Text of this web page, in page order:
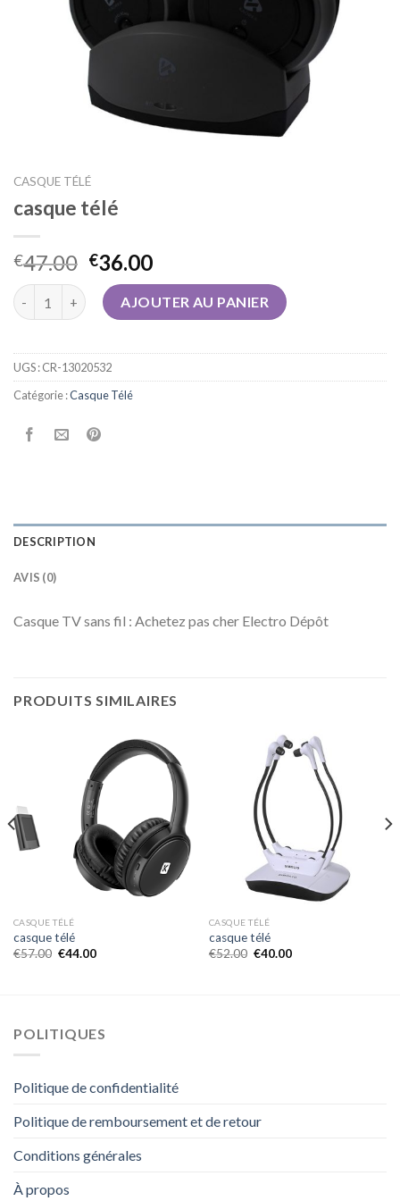
CASQUE TÉLÉ
casque télé
€47.00 €36.00
quantité de casque téléAJOUTER AU PANIER
UGS :CR-13020532
Catégorie :Casque Télé
DESCRIPTION
AVIS (0)
Casque TV sans fil : Achetez pas cher Electro Dépôt
PRODUITS SIMILAIRES
CASQUE TÉLÉ
casque télé
€57.00 €44.00
CASQUE TÉLÉ
casque télé
€52.00 €40.00
POLITIQUES
Politique de confidentialité
Politique de remboursement et de retour
Conditions générales
À propos